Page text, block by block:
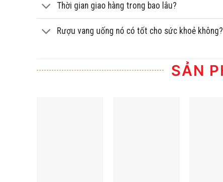
Thời gian giao hàng trong bao lâu?
Rượu vang uống nó có tốt cho sức khoẻ không?
SẢN